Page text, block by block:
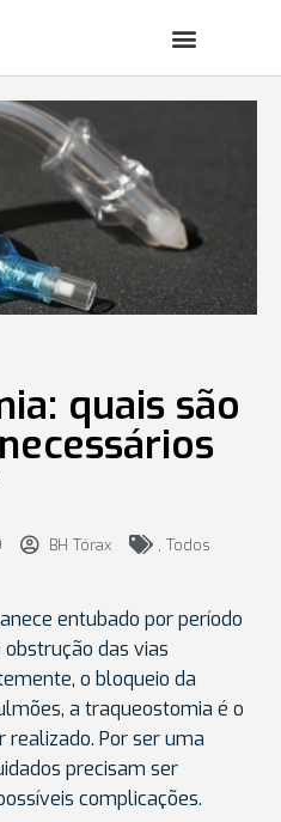
quais são
BH Tórax , Todos
entubado por período
das vias
o bloqueio da
a traqueostomia é o
Por ser uma
precisam ser
complicações.